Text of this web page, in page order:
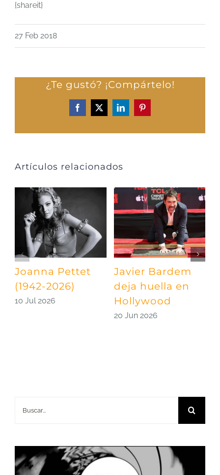
{shareit}
27 Feb 2018
¿Te gustó? ¡Compártelo!
Facebook
X LinkedInPinterest
Artículos relacionados
Joanna Pettet
(1942-2026)
10 Jul 2026
Javier Bardem
deja huella en
Hollywood
20 Jun 2026